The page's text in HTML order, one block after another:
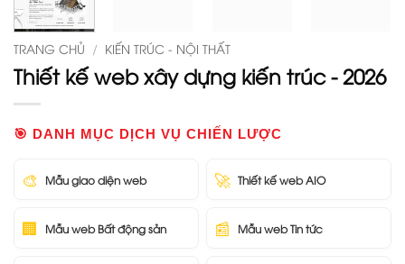
TRANG CHỦ / KIẾN TRÚC - NỘI THẤT
Thiết kế web xây dựng kiến trúc - 2026
🎯 DANH MỤC DỊCH VỤ CHIẾN LƯỢC
🎨 Mẫu giao diện web 🚀 Thiết kế web AIO
🏢 Mẫu web Bất động sản 📰 Mẫu web Tin tức